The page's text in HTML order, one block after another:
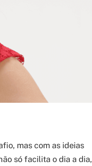
mas com as ideias
só facilita o dia a dia,